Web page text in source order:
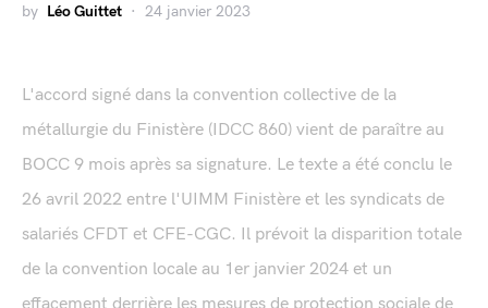
by Léo Guittet 24 janvier 2023
L'accord signé dans la convention collective de la
métallurgie du Finistère (IDCC 860) vient de paraître au
BOCC 9 mois après sa signature. Le texte a été conclu le
26 avril 2022 entre l'UIMM Finistère et les syndicats de
salariés CFDT et CFE-CGC. Il prévoit la disparition totale
de la convention locale au 1er janvier 2024 et un